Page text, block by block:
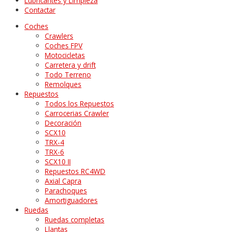
Contactar
Coches
Crawlers
Coches FPV
Motocicletas
Carretera y drift
Todo Terreno
Remolques
Repuestos
Todos los Repuestos
Carrocerias Crawler
Decoración
SCX10
TRX-4
TRX-6
SCX10 II
Repuestos RC4WD
Axial Capra
Parachoques
Amortiguadores
Ruedas
Ruedas completas
Llantas